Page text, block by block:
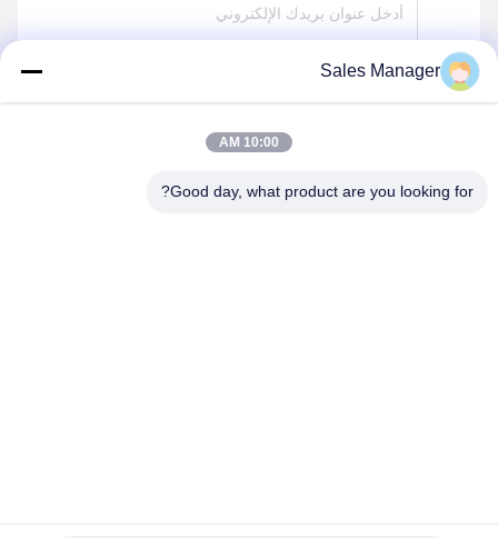
Sales Manager
10:00 AM
Good day, what product are you looking for?